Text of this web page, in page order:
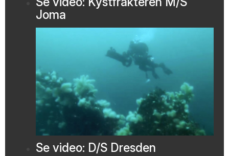
Joma
Se video: D/S Dresden